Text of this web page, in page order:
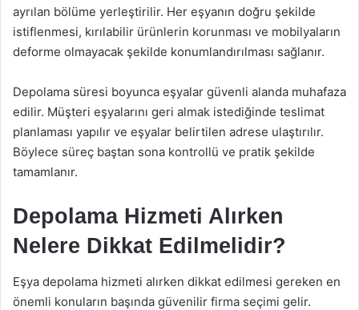
ayrılan bölüme yerleştirilir. Her eşyanın doğru şekilde
istiflenmesi, kırılabilir ürünlerin korunması ve mobilyaların
deforme olmayacak şekilde konumlandırılması sağlanır.
Depolama süresi boyunca eşyalar güvenli alanda muhafaza
edilir. Müşteri eşyalarını geri almak istediğinde teslimat
planlaması yapılır ve eşyalar belirtilen adrese ulaştırılır.
Böylece süreç baştan sona kontrollü ve pratik şekilde
tamamlanır.
Depolama Hizmeti Alırken
Nelere Dikkat Edilmelidir?
Eşya depolama hizmeti alırken dikkat edilmesi gereken en
önemli konuların başında güvenilir firma seçimi gelir.